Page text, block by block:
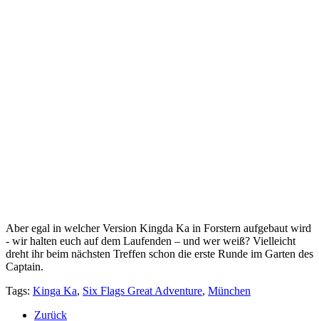
Aber egal in welcher Version Kingda Ka in Forstern aufgebaut wird
- wir halten euch auf dem Laufenden – und wer weiß? Vielleicht
dreht ihr beim nächsten Treffen schon die erste Runde im Garten des
Captain.
Tags: Kinga Ka, Six Flags Great Adventure, München
Zurück